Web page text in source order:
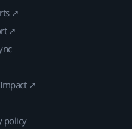
↗
↗
↗
policy